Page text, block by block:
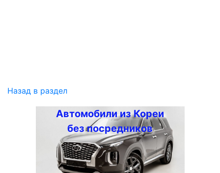
Назад в раздел
Автомобили из Кореи
без посредников